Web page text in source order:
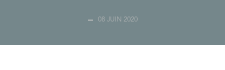
08 JUIN 2020